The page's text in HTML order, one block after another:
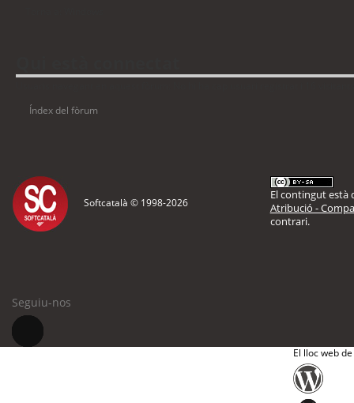
Índex del fòrum
Softcatalà © 1998-2026
El contingut està
Atribució -
contrari.
Seguiu-nos
El lloc web